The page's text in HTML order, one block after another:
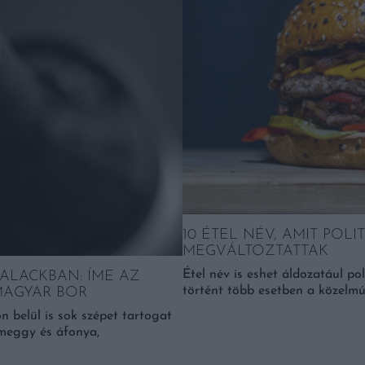
ÍME AZ
BOR
belül is sok szépet tartogat
és áfonya,
10 ÉTEL NÉV, AMIT
MEGVÁLTOZTATTAK
Étel név is eshet áldozatául
történt több esetben a